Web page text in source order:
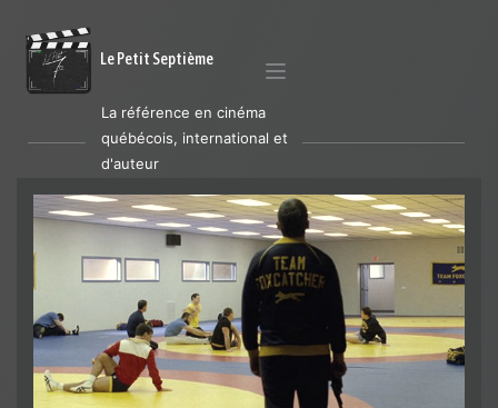
Le Petit Septième
La référence en cinéma
québécois, international et
d'auteur